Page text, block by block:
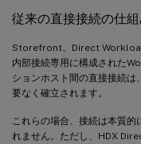
従来の直接接続の仕
Storefront、Direct
内部接続専用に構成された
ションホスト間の直接接続
要なく確立されます。
これらの場合、接続は本質
れません。ただし、HDX